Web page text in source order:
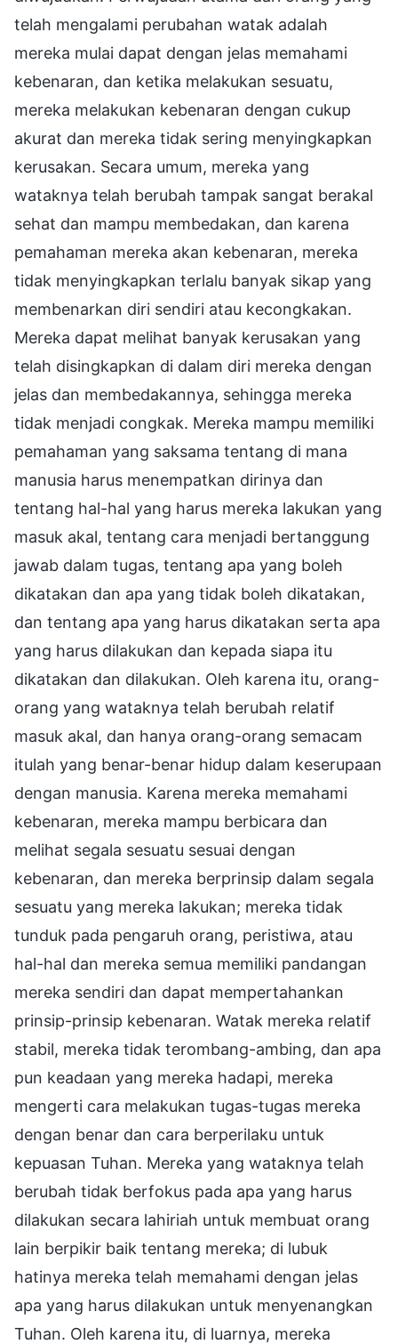
telah mengalami perubahan watak adalah
mereka mulai dapat dengan jelas memahami
kebenaran, dan ketika melakukan sesuatu,
mereka melakukan kebenaran dengan cukup
akurat dan mereka tidak sering menyingkapkan
kerusakan. Secara umum, mereka yang
wataknya telah berubah tampak sangat berakal
sehat dan mampu membedakan, dan karena
pemahaman mereka akan kebenaran, mereka
tidak menyingkapkan terlalu banyak sikap yang
membenarkan diri sendiri atau kecongkakan.
Mereka dapat melihat banyak kerusakan yang
telah disingkapkan di dalam diri mereka dengan
jelas dan membedakannya, sehingga mereka
tidak menjadi congkak. Mereka mampu memiliki
pemahaman yang saksama tentang di mana
manusia harus menempatkan dirinya dan
tentang hal-hal yang harus mereka lakukan yang
masuk akal, tentang cara menjadi bertanggung
jawab dalam tugas, tentang apa yang boleh
dikatakan dan apa yang tidak boleh dikatakan,
dan tentang apa yang harus dikatakan serta apa
yang harus dilakukan dan kepada siapa itu
dikatakan dan dilakukan. Oleh karena itu, orang-
orang yang wataknya telah berubah relatif
masuk akal, dan hanya orang-orang semacam
itulah yang benar-benar hidup dalam keserupaan
dengan manusia. Karena mereka memahami
kebenaran, mereka mampu berbicara dan
melihat segala sesuatu sesuai dengan
kebenaran, dan mereka berprinsip dalam segala
sesuatu yang mereka lakukan; mereka tidak
tunduk pada pengaruh orang, peristiwa, atau
hal-hal dan mereka semua memiliki pandangan
mereka sendiri dan dapat mempertahankan
prinsip-prinsip kebenaran. Watak mereka relatif
stabil, mereka tidak terombang-ambing, dan apa
pun keadaan yang mereka hadapi, mereka
mengerti cara melakukan tugas-tugas mereka
dengan benar dan cara berperilaku untuk
kepuasan Tuhan. Mereka yang wataknya telah
berubah tidak berfokus pada apa yang harus
dilakukan secara lahiriah untuk membuat orang
lain berpikir baik tentang mereka; di lubuk
hatinya mereka telah memahami dengan jelas
apa yang harus dilakukan untuk menyenangkan
Tuhan. Oleh karena itu, di luarnya, mereka